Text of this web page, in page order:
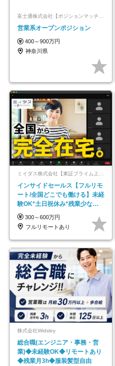
富士通株式会社【ポジションマッチ登録】
営業系オープンポジション
400～900万円
神奈川県
インサイドセールス【フルリモ
ート/全国どこでも働ける】未経
験OK*土日祝休み*残業少なめ*
在宅勤務手当あり
300～600万円
フルリモートあり
株式会社Widsley
総合職(エンジニア・事務・営
業)◆未経験OK◆リモートあり
◆残業月3h◆服装髪型自由